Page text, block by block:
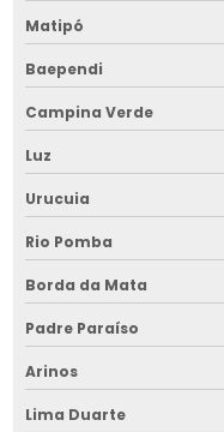
Picador de cavaco para
Picador de lenha
Picador de lenha cavaco
Picador de lenha cavaco
Picador de lenha elétrico
Picador de lenha elétrico
Picador de lenha hidráulico
Matipó
Baependi
Campina Verde
Luz
Urucuia
Rio Pomba
Borda da Mata
Padre Paraíso
Arinos
Lima Duarte